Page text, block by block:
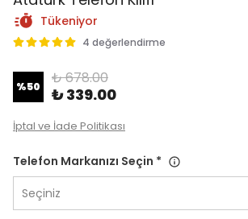
Tükeniyor
4 değerlendirme
%50 ₺ 678.00
₺ 339.00
İptal ve İade Politikası
Telefon Markanızı Seçin *
Seçiniz